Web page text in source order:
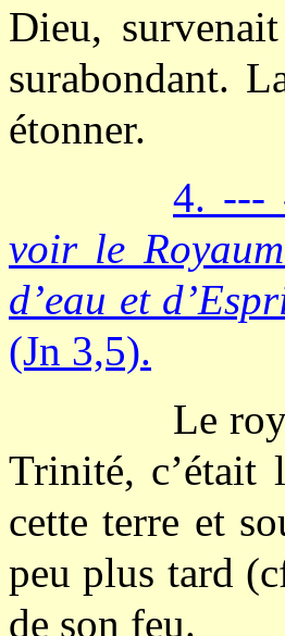
Dieu,
surabondant.
étonner.
4. ---
voir le
d’eau et
(Jn 3,5).
Le
Trinité, c’était
cette terre et
peu plus tard
de son feu.